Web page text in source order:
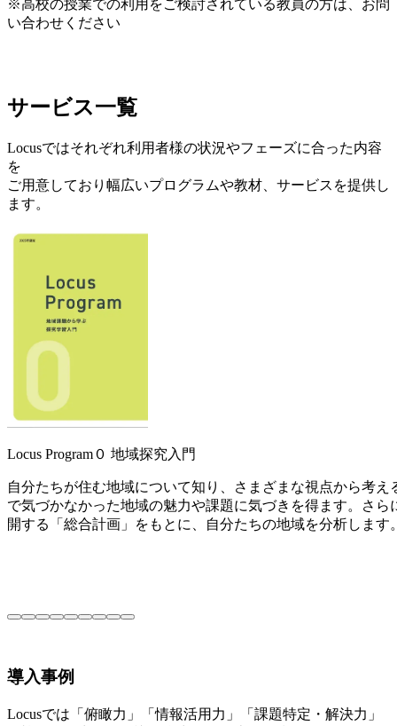
※高校の授業での利用をご検討されている教員の方は、お問
い合わせください
サービス一覧
Locusではそれぞれ利用者様の状況やフェーズに合った内容
を
ご用意しており幅広いプログラムや教材、サービスを提供し
ます。
Locus Program０ 地域探究入門
自分たちが住む地域について知り、さまざまな視点から考え
で気づかなかった地域の魅力や課題に気づきを得ます。さら
開する「総合計画」をもとに、自分たちの地域を分析します
導入事例
Locusでは「俯瞰力」「情報活用力」「課題特定・解決力」